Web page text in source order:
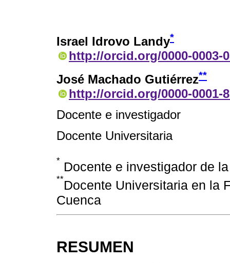
Israel Idrovo Landy*
http://orcid.org/0000-0003-
José Machado Gutiérrez**
http://orcid.org/0000-0001-
Docente e investigador
Docente Universitaria
* Docente e investigador de
**Docente Universitaria en la
Cuenca
RESUMEN